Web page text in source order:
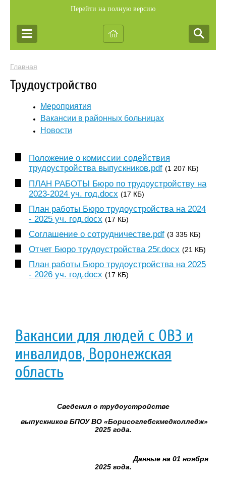
Перейти на полную версию
Главная
Трудоустройство
Мероприятия
Вакансии в районных больницах
Новости
Положение о комиссии содействия
трудоустройства выпускников.pdf (1 207 КБ)
ПЛАН РАБОТЫ Бюро по трудоустройству на
2023-2024 уч. год.docx (17 КБ)
План работы Бюро трудоустройства на 2024
- 2025 уч. год.docx (17 КБ)
Соглашение о сотрудничестве.pdf (3 335 КБ)
Отчет Бюро трудоустройства 25г.docx (21 КБ)
План работы Бюро трудоустройства на 2025
- 2026 уч. год.docx (17 КБ)
Вакансии для людей с ОВЗ и
инвалидов, Воронежская
область
Сведения о трудоустройстве
выпускников БПОУ ВО «Борисоглебскмедколледж»
2025 года.
Данные на 01 ноября
2025 года.